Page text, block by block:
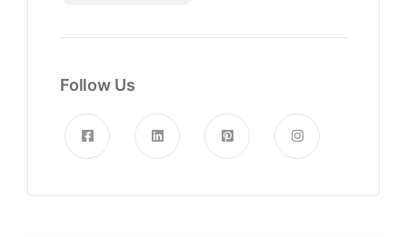
Follow Us